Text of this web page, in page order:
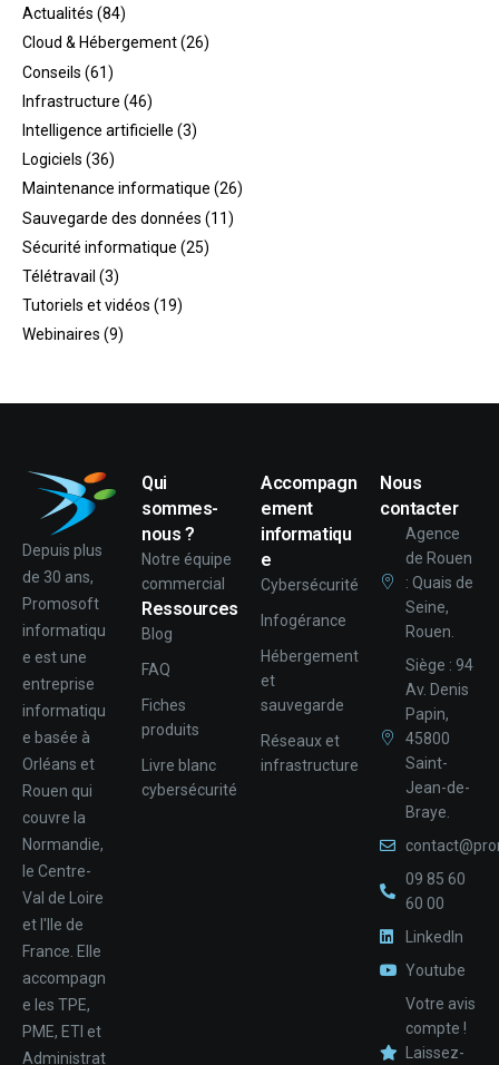
Actualités (84)
Cloud & Hébergement(26)
Conseils (61)
Infrastructure (46)
Intelligence artificielle (3)
Logiciels (36)
Maintenance informatique (26)
Sauvegarde des données (11)
Sécurité informatique (25)
Télétravail (3)
Tutoriels et vidéos (19)
Webinaires (9)
Depuis plus
de 30 ans,
Promosoft
informatiqu
e est une
entreprise
informatiqu
e basée à
Orléans et
Rouen qui
couvre la
Normandie,
le Centre-
Val de Loire
et l'Ile de
France. Elle
accompagn
e les TPE,
PME, ETI et
Administrat
Qui
sommes-
nous ?
Notre équipe
commercial
Ressources
Blog
FAQ
Fiches
produits
Livre blanc
cybersécurité
Accompagn
ement
informatiqu
e
Cybersécurité
Infogérance
Hébergement
et
sauvegarde
Réseaux et
infrastructure
Nous
contacter
Agence
de Rouen
: Quais de
Seine,
Rouen.
Siège : 94
Av. Denis
Papin,
45800
Saint-
Jean-de-
Braye.
09 85 60
60 00
LinkedIn
Youtube
Votre avis
compte !
Laissez-